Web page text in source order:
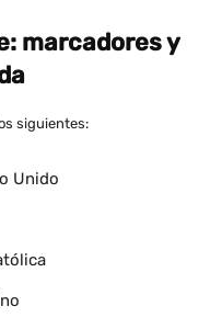
marcadores y
siguientes:
Unido